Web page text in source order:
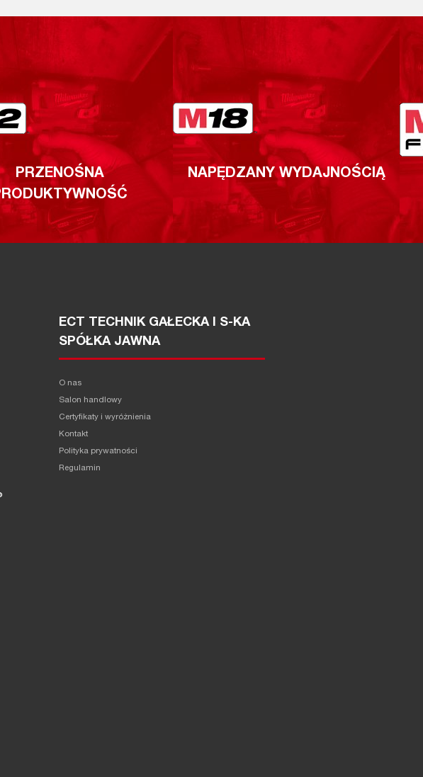
PRZENOŚNA
NAPĘDZANY WYDAJNOŚCIĄ
ECT TECHNIK GAŁECKA I S-KA
SPÓŁKA JAWNA
O nas
Salon handlowy
Certyfikaty i wyróżnienia
Kontakt
Polityka prywatności
Regulamin